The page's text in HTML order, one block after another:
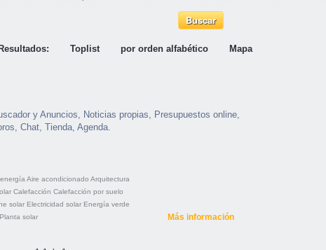
Toplist por orden alfabético Mapa
y Anuncios, Noticias propias, Presupuestos online,
Chat, Tienda, Agenda.
Aire acondicionado Arquitectura
Calefacción Calefacción por suelo
solar Electricidad solar Energía verde
Planta solar Más información